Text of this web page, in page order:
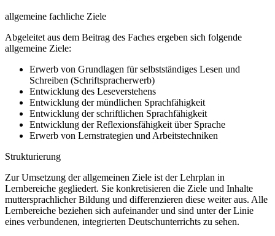
allgemeine fachliche Ziele
Abgeleitet aus dem Beitrag des Faches ergeben sich folgende
allgemeine Ziele:
Erwerb von Grundlagen für selbstständiges Lesen und
Schreiben (Schriftspracherwerb)
Entwicklung des Leseverstehens
Entwicklung der mündlichen Sprachfähigkeit
Entwicklung der schriftlichen Sprachfähigkeit
Entwicklung der Reflexionsfähigkeit über Sprache
Erwerb von Lernstrategien und Arbeitstechniken
Strukturierung
Zur Umsetzung der allgemeinen Ziele ist der Lehrplan in
Lernbereiche gegliedert. Sie konkretisieren die Ziele und Inhalte
muttersprachlicher Bildung und differenzieren diese weiter aus. Alle
Lernbereiche beziehen sich aufeinander und sind unter der Linie
eines verbundenen, integrierten Deutschunterrichts zu sehen.